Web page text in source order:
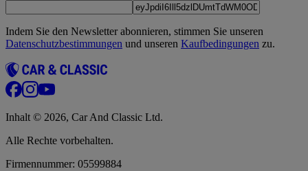
Indem Sie den Newsletter abonnieren, stimmen Sie unseren
Datenschutzbestimmungen und unseren Kaufbedingungen zu.
Inhalt © 2026, Car And Classic Ltd.
Alle Rechte vorbehalten.
Firmennummer: 05599884